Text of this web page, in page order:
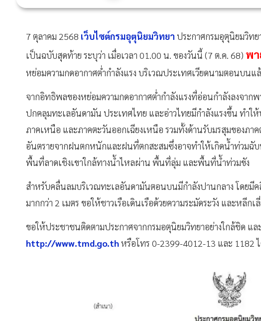
7 ตุลาคม 2568 เว็บไซต์กรมอุตุนิยมวิทยา ประกาศกรมอุตุนิยมวิท
เป็นฉบับสุดท้าย ระบุว่า เมื่อเวลา 01.00 น. ของวันนี้ (7 ต.ค. 68) พา
หย่อมความกดอากาศต่ำกำลังแรง บริเวณประเทศเวียดนามตอนบนแ
จากอิทธิพลของหย่อมความกดอากาศต่ำกำลังแรงที่อ่อนกำลังลงจาก
ปกคลุมทะเลอันดามัน ประเทศไทย และอ่าวไทยมีกำลังแรงขึ้น ทำ
ภาคเหนือ และภาคตะวันออกเฉียงเหนือ รวมทั้งด้านรับมรสุมของภา
อันตรายจากฝนตกหนักและฝนที่ตกสะสมซึ่งอาจทำให้เกิดน้ำท่วมฉั
พื้นที่ลาดเชิงเขาใกล้ทางน้ำไหลผ่าน พื้นที่ลุ่ม และพื้นที่น้ำท่วมขัง
สำหรับคลื่นลมบริเวณทะเลอันดามันตอนบนมีกำลังปานกลาง โดยมี
มากกว่า 2 เมตร ขอให้ชาวเรือเดินเรือด้วยความระมัดระวัง และหลี
ขอให้ประชาชนติดตามประกาศจากกรมอตุนิยมวิทยาอย่างใกล้ชิด แ
http://www.tmd.go.thหรือโทร 0-2399-4012-13 และ 1182